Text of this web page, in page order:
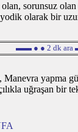
olan, sorunsuz
olarak bir
▬▬ ● ● 2 dk ara
yapma
uğraşan bir